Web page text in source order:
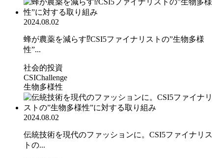
2024.08.02
蜂が農薬を減らす⁉CSI5ファイナリストの”生物多様
性”...
社会的投資
CSIChallenge
生物多様性
2024.08.02
伝統技術を現代のファッションに。CSI5ファイナリス
トの...